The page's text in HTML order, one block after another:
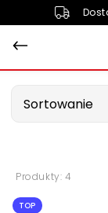
Sortowanie
Produkty: 4
TOP